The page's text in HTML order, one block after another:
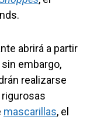
abrirá a partir
sin embargo,
realizarse
mascarillas, el